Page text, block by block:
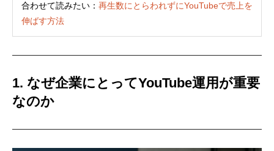
合わせて読みたい： 再生数にとらわれずにYouTubeで売上を
伸ばす方法
1. なぜ企業にとってYouTube運用が重要
なのか